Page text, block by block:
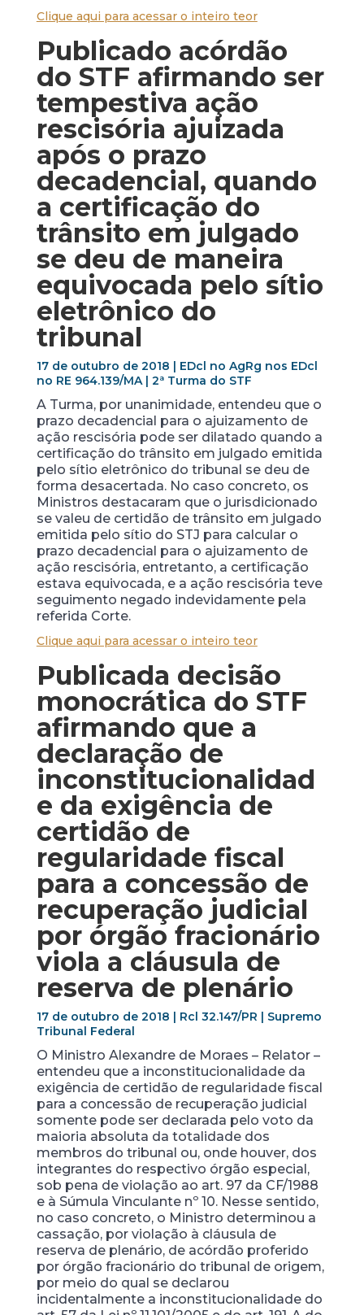
Clique aqui para acessar o inteiro teor
Publicado acórdão
do STF afirmando ser
tempestiva ação
rescisória ajuizada
após o prazo
decadencial, quando
a certificação do
trânsito em julgado
se deu de maneira
equivocada pelo sítio
eletrônico do
tribunal
17 de outubro de 2018 | EDcl no AgRg nos EDcl
no RE 964.139/MA | 2ª Turma do STF
A Turma, por unanimidade, entendeu que o
prazo decadencial para o ajuizamento de
ação rescisória pode ser dilatado quando a
certificação do trânsito em julgado emitida
pelo sítio eletrônico do tribunal se deu de
forma desacertada. No caso concreto, os
Ministros destacaram que o jurisdicionado
se valeu de certidão de trânsito em julgado
emitida pelo sítio do STJ para calcular o
prazo decadencial para o ajuizamento de
ação rescisória, entretanto, a certificação
estava equivocada, e a ação rescisória teve
seguimento negado indevidamente pela
referida Corte.
Clique aqui para acessar o inteiro teor
Publicada decisão
monocrática do STF
afirmando que a
declaração de
inconstitucionalidad
e da exigência de
certidão de
regularidade fiscal
para a concessão de
recuperação judicial
por órgão fracionário
viola a cláusula de
reserva de plenário
17 de outubro de 2018 | Rcl 32.147/PR | Supremo
Tribunal Federal
O Ministro Alexandre de Moraes – Relator –
entendeu que a inconstitucionalidade da
exigência de certidão de regularidade fiscal
para a concessão de recuperação judicial
somente pode ser declarada pelo voto da
maioria absoluta da totalidade dos
membros do tribunal ou, onde houver, dos
integrantes do respectivo órgão especial,
sob pena de violação ao art. 97 da CF/1988
e à Súmula Vinculante nº 10. Nesse sentido,
no caso concreto, o Ministro determinou a
cassação, por violação à cláusula de
reserva de plenário, de acórdão proferido
por órgão fracionário do tribunal de origem,
por meio do qual se declarou
incidentalmente a inconstitucionalidade do